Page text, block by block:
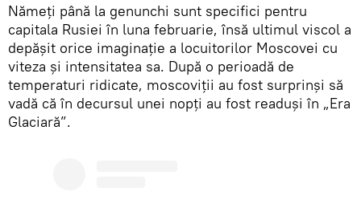
Nămeți până la genunchi sunt specifici pentru
capitala Rusiei în luna februarie, însă ultimul viscol a
depășit orice imaginație a locuitorilor Moscovei cu
viteza și intensitatea sa. După o perioadă de
temperaturi ridicate, moscoviții au fost surprinși să
vadă că în decursul unei nopți au fost readuși în „Era
Glaciară”.